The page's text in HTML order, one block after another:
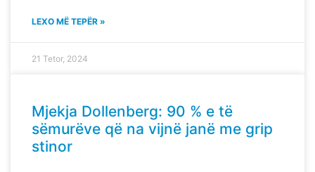
LEXO MË TEPËR »
21 Tetor, 2024
Mjekja Dollenberg: 90 % e të
sëmurëve që na vijnë janë me grip
stinor